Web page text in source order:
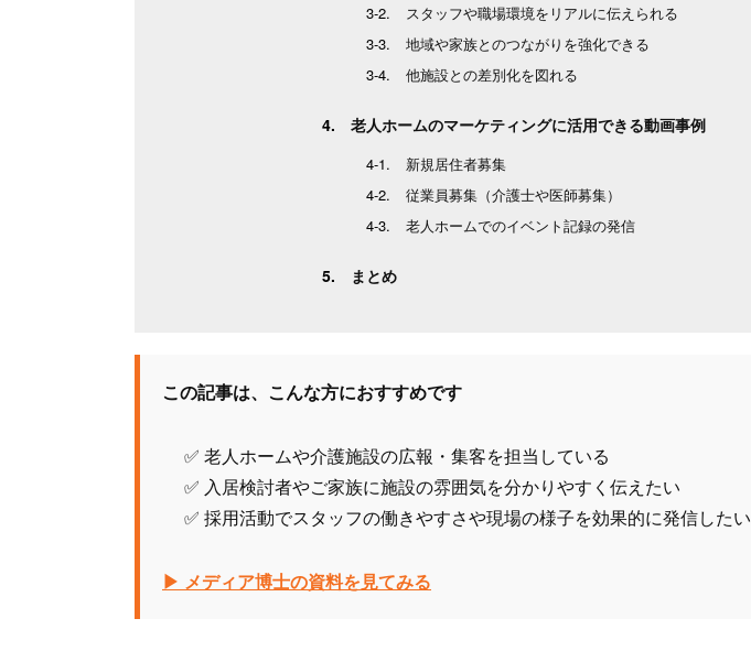
スタッフや職場環境をリアルに伝えられる
地域や家族とのつながりを強化できる
他施設との差別化を図れる
老人ホームのマーケティングに活用できる動画事例
新規居住者募集
従業員募集（介護士や医師募集）
老人ホームでのイベント記録の発信
まとめ
この記事は、こんな方におすすめです
✅ 老人ホームや介護施設の広報・集客を担当している
✅ 入居検討者やご家族に施設の雰囲気を分かりやすく伝えたい
✅ 採用活動でスタッフの働きやすさや現場の様子を効果的に発信したい
▶ メディア博士の資料を見てみる